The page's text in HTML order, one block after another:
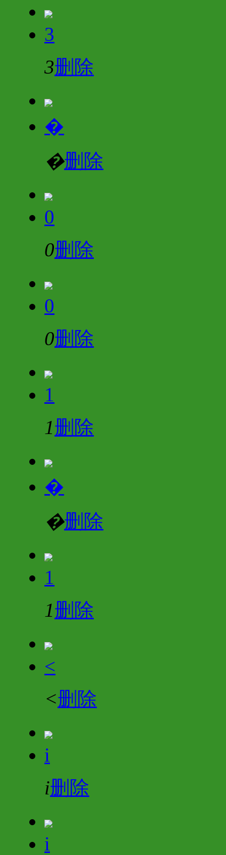
3
3删除
�
�删除
0
0删除
0
0删除
1
1删除
�
�删除
1
1删除
<
<删除
i
i删除
i